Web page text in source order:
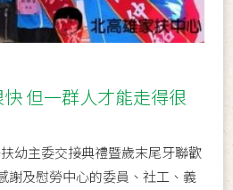
但一群人才能走得很
幼主委交接典禮暨歲末尾牙聯歡
謝及慰勞中心的委員、社工、義